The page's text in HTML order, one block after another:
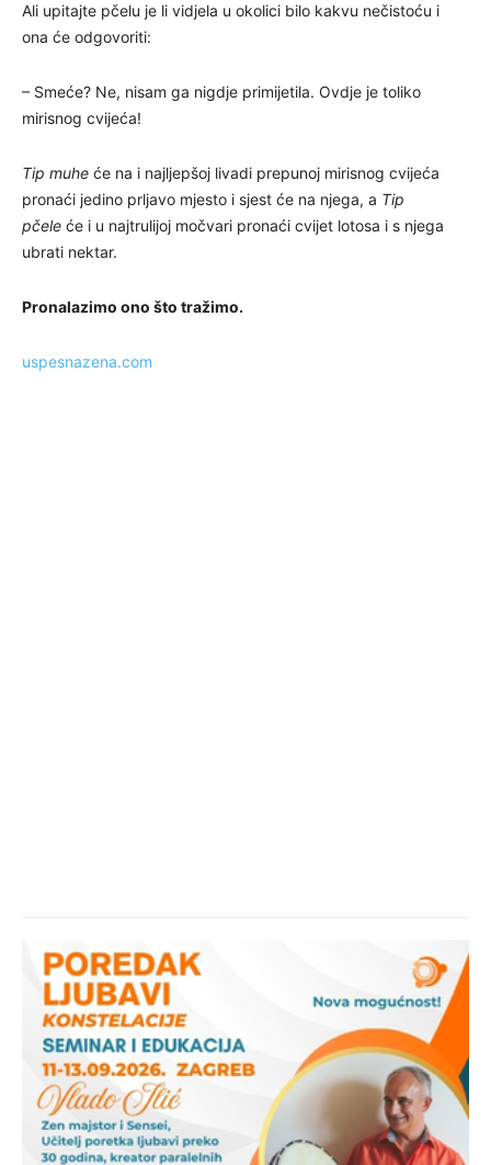
Ali upitajte pčelu je li vidjela u okolici bilo kakvu nečistoću i
ona će odgovoriti:
– Smeće? Ne, nisam ga nigdje primijetila. Ovdje je toliko
mirisnog cvijeća!
Tip muhe će na i najljepšoj livadi prepunoj mirisnog cvijeća
pronaći jedino prljavo mjesto i sjest će na njega, a Tip
pčele će i u najtrulijoj močvari pronaći cvijet lotosa i s njega
ubrati nektar.
Pronalazimo ono što tražimo.
uspesnazena.com